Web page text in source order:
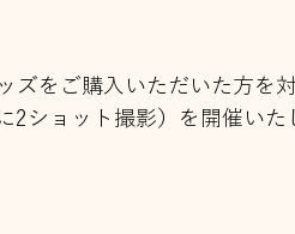
ズをご購入いただいた方を
ショット撮影）を開催いた